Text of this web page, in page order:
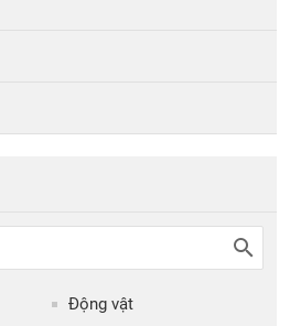
Động vật